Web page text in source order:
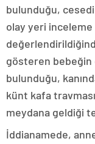
bulunduğu,
olay yeri
gösteren bebeğin
bulunduğu,
künt kafa
meydana geldiği
İddianamede,